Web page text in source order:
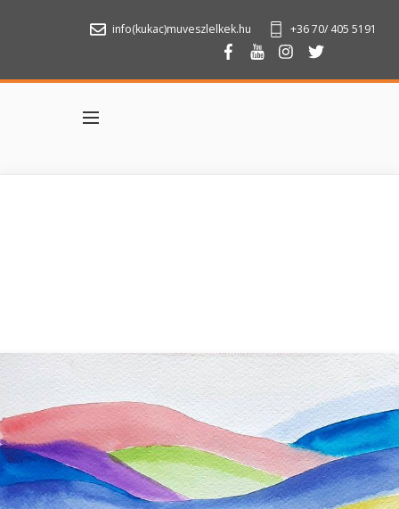
info(kukac)muveszlelkek.hu +36 70/ 405 5191
Menu